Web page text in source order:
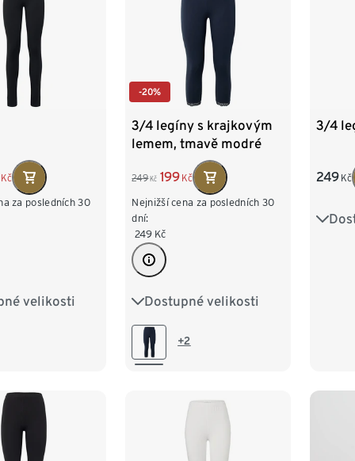
Kč
za posledních 30
velikosti
M 40/42
-20%
3/4 legíny s krajkovým
lemem, tmavě modré
249 Kč 199 Kč
Nejnižší cena za posledních 30
dní:
249 Kč
Dostupné velikosti
S 36/38 M 40/42
L 44/46+2
3/4
249 Kč
S 36/